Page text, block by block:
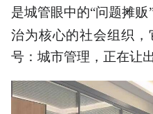
是城管眼中的“问题摊贩
治为核心的社会组织
号：城市管理，正在让